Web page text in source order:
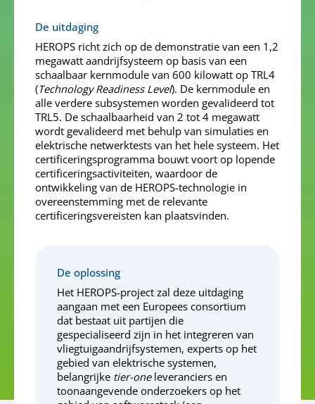
De uitdaging
HEROPS richt zich op de demonstratie van een 1,2
megawatt aandrijfsysteem op basis van een
schaalbaar kernmodule van 600 kilowatt op TRL4
(Technology Readiness Level). De kernmodule en
alle verdere subsystemen worden gevalideerd tot
TRL5. De schaalbaarheid van 2 tot 4 megawatt
wordt gevalideerd met behulp van simulaties en
elektrische netwerktests van het hele systeem. Het
certificeringsprogramma bouwt voort op lopende
certificeringsactiviteiten, waardoor de
ontwikkeling van de HEROPS-technologie in
overeenstemming met de relevante
certificeringsvereisten kan plaatsvinden.
De oplossing
Het HEROPS-project zal deze uitdaging
aangaan met een Europees consortium
dat bestaat uit partijen die
gespecialiseerd zijn in het integreren van
vliegtuigaandrijfsystemen, experts op het
gebied van elektrische systemen,
belangrijke tier-oneleveranciers en
toonaangevende onderzoekers op het